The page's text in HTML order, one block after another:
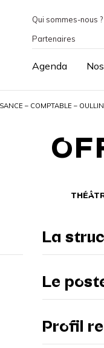
Qui sommes-nous ?
Partenaires
Agenda
– COMPTABLE –
La
Le
Profil